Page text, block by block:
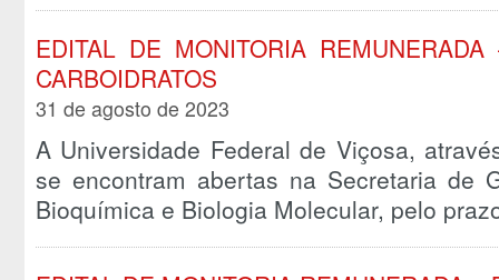
EDITAL DE MONITORIA
CARBOIDRATOS
31 de agosto de 2023
A Universidade Federal de Viçosa,
se encontram abertas na Secretaria de
Bioquímica e Biologia Molecular, pelo